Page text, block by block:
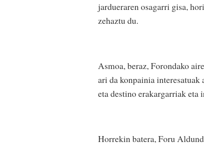
jardueraren osagarri gisa,
zehaztu du.
Asmoa, beraz, Forondako
ari da konpainia
eta destino erakargarriak
Horrekin batera, Foru